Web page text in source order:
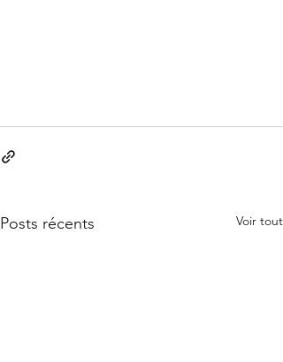
Posts récents Voir tout